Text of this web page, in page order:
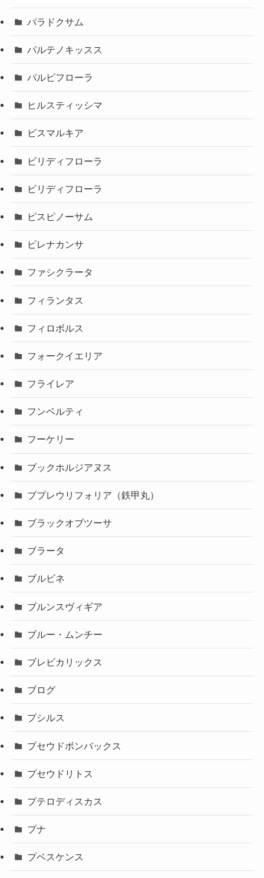
パラドクサム
パルテノキッスス
パルビフローラ
ヒルスティッシマ
ビスマルキア
ビリディフローラ
ビリディフローラ
ピスピノーサム
ピレナカンサ
ファシクラータ
フィランタス
フィロボルス
フォークイエリア
フライレア
フンベルティ
フーケリー
ブックホルジアヌス
ブプレウリフォリア（鉄甲丸）
ブラックオブツーサ
ブラータ
ブルビネ
ブルンスヴィギア
ブルー・ムンチー
ブレビカリックス
ブログ
プシルス
プセウドボンバックス
プセウドリトス
プテロディスカス
プナ
プベスケンス